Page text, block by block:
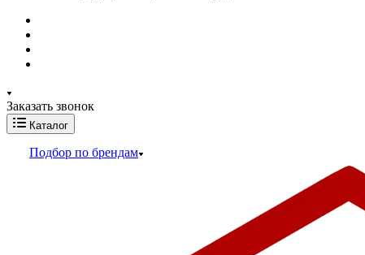
Заказать звонок
Каталог
Подбор по брендам